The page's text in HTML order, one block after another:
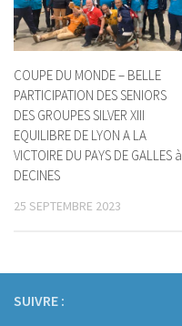
COUPE DU MONDE – BELLE
PARTICIPATION DES SENIORS
DES GROUPES SILVER XIII
EQUILIBRE DE LYON A LA
VICTOIRE DU PAYS DE GALLES à
DECINES
25 SEPTEMBRE 2023
SUIVRE :